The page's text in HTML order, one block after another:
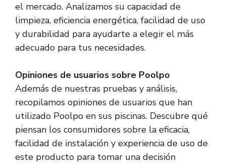
el mercado. Analizamos su capacidad de
limpieza, eficiencia energética, facilidad de uso
y durabilidad para ayudarte a elegir el más
adecuado para tus necesidades.
Opiniones de usuarios sobre Poolpo
Además de nuestras pruebas y análisis,
recopilamos opiniones de usuarios que han
utilizado Poolpo en sus piscinas. Descubre qué
piensan los consumidores sobre la eficacia,
facilidad de instalación y experiencia de uso de
este producto para tomar una decisión